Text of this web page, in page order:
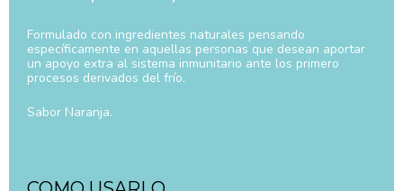
Formulado con ingredientes naturales pensando
específicamente en aquellas personas que desean aportar
un apoyo extra al sistema inmunitario ante los primero
procesos derivados del frío.
Sabor Naranja.